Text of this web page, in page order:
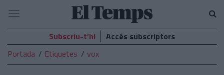
El
Temps
Navegació
Subscriu-t’hi
Accés subscriptors
Portada
Etiquetes vox